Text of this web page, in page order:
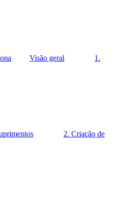
Visão geral 1.
2. Criação de